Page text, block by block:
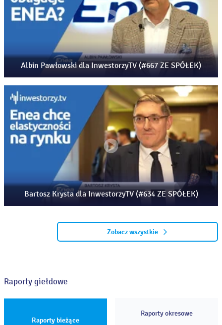
Albin Pawłowski dla InwestorzyTV (#667 ZE SPÓŁEK)
Bartosz Krysta dla InwestorzyTV (#634 ZE SPÓŁEK)
Zobacz wszystkie
Raporty giełdowe
Raporty bieżące
Raporty okresowe